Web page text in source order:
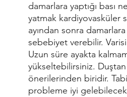
damarlara yaptığı bası
yatmak kardiyovasküler
ayından sonra
sebebiyet verebilir.
Uzun süre ayakta
yükseltebilirsiniz.
önerilerinden biridir.
probleme iyi